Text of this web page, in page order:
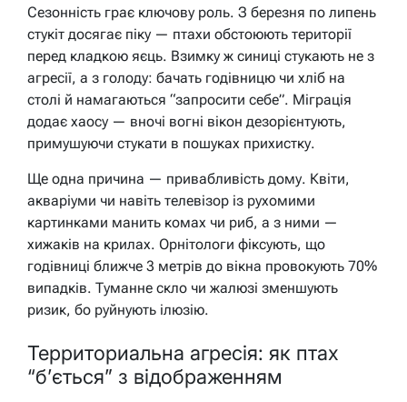
Сезонність грає ключову роль. З березня по липень
стукіт досягає піку — птахи обстоюють території
перед кладкою яєць. Взимку ж синиці стукають не з
агресії, а з голоду: бачать годівницю чи хліб на
столі й намагаються “запросити себе”. Міграція
додає хаосу — вночі вогні вікон дезорієнтують,
примушуючи стукати в пошуках прихистку.
Ще одна причина — привабливість дому. Квіти,
акваріуми чи навіть телевізор із рухомими
картинками манить комах чи риб, а з ними —
хижаків на крилах. Орнітологи фіксують, що
годівниці ближче 3 метрів до вікна провокують 70%
випадків. Туманне скло чи жалюзі зменшують
ризик, бо руйнують ілюзію.
Территориальна агресія: як птах
“б’ється” з відображенням